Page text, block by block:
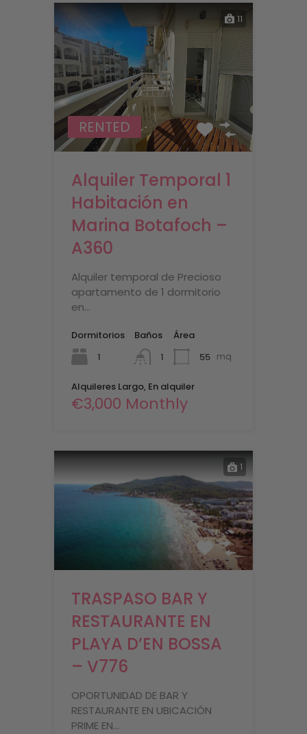
11
RENTED
Alquiler Temporal 1
Habitación en
Marina Botafoch –
A360
Alquiler temporal de Precioso
apartamento de 1 dormitorio
en…
Dormitorios
1
Baños
1
Área
55 mq
Alquileres Largo, En alquiler
€3,000 Monthly
1
TRASPASO BAR Y
RESTAURANTE EN
PLAYA D’EN BOSSA
– V776
OPORTUNIDAD DE BAR Y
RESTAURANTE EN UBICACIÓN
PRIME EN…